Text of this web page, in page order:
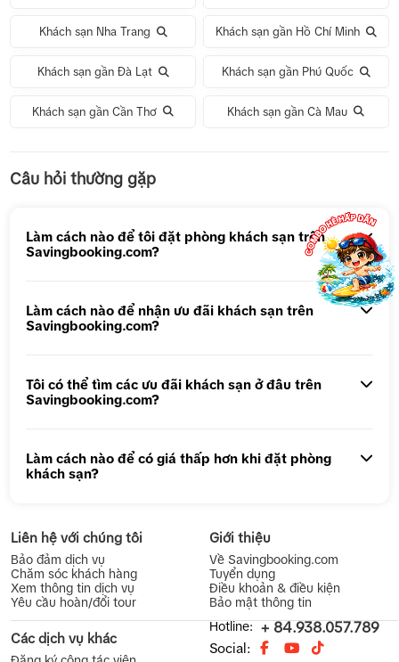
Khách sạn Nha Trang Khách sạn gần Hồ Chí Minh
Khách sạn gần Đà Lạt Khách sạn gần Phú Quốc
Khách sạn gần Cần Thơ Khách sạn gần Cà Mau
Tour 5N4Đ Hà Nội – Bali – Hà Nội
Tour 1 ngày Động Thiên Đường
Tour 1 Ngày Động Phong Nha
Câu hỏi thường gặp
Làm cách nào để tôi đặt phòng khách sạn trên
Savingbooking.com?
Làm cách nào để nhận ưu đãi khách sạn trên
Savingbooking.com?
Tôi có thể tìm các ưu đãi khách sạn ở đâu trên
Savingbooking.com?
Làm cách nào để có giá thấp hơn khi đặt phòng
khách sạn?
Liên hệ với chúng tôi
Bảo đảm dịch vụ
Chăm sóc khách hàng
Xem thông tin dịch vụ
Yêu cầu hoàn/đổi tour
Giới thiệu
Về Savingbooking.com
Tuyển dụng
Điều khoản & điều kiện
Bảo mật thông tin
Các dịch vụ khác
Hotline: + 84.938.057.789
Social: